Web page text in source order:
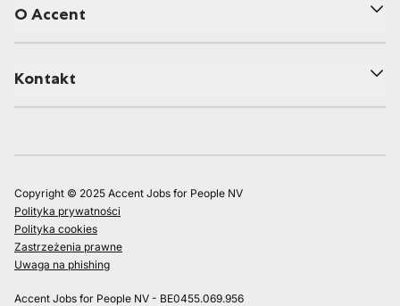
O Accent
Kontakt
Copyright © 2025 Accent Jobs for People NV
Polityka prywatności
Polityka cookies
Zastrzeżenia prawne
Uwaga na phishing
Accent Jobs for People NV - BE0455.069.956